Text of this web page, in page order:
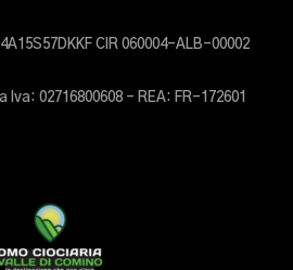
CIR 060004-ALB-00002
02716800608 – REA: FR-172601